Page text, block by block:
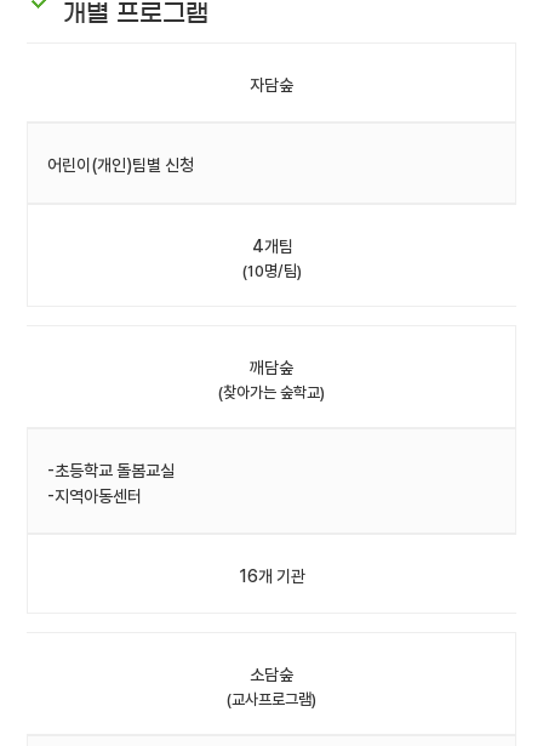
개별 프로그램
자담숲
어린이(개인)팀별 신청
4개팀
(10명/팀)
깨담숲
(찾아가는 숲학교)
-초등학교 돌봄교실
-지역아동센터
16개 기관
소담숲
(교사프로그램)